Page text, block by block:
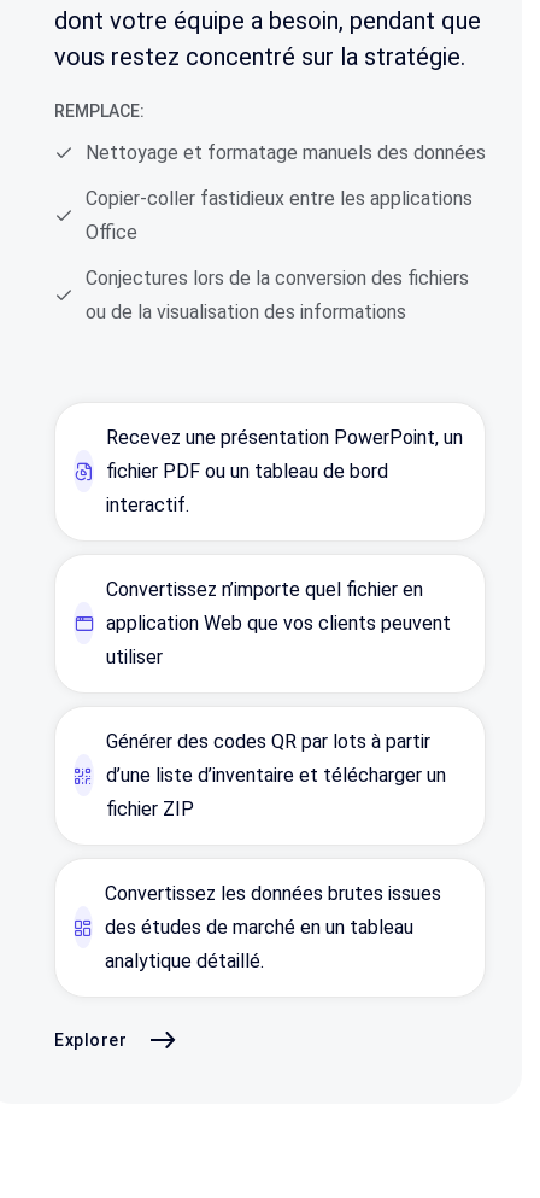
dont votre équipe a besoin, pendant que
vous restez concentré sur la stratégie.
REMPLACE:
Nettoyage et formatage manuels des données
Copier-coller fastidieux entre les applications
Office
Conjectures lors de la conversion des fichiers
ou de la visualisation des informations
Recevez une présentation PowerPoint, un
fichier PDF ou un tableau de bord
interactif.
Convertissez n’importe quel fichier en
application Web que vos clients peuvent
utiliser
Générer des codes QR par lots à partir
d’une liste d’inventaire et télécharger un
fichier ZIP
Convertissez les données brutes issues
des études de marché en un tableau
analytique détaillé.
Explorer